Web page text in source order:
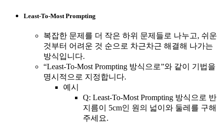
Least-To-Most Prompting
복잡한 문제를 더 작은 하위 문제들로 나누고, 쉬운
것부터 어려운 것 순으로 차근차근 해결해 나가는
방식입니다.
“Least-To-Most Prompting 방식으로”와 같이 기법을
명시적으로 지정합니다.
예시
Q: Least-To-Most Prompting 방식으로 반
지름이 5cm인 원의 넓이와 둘레를 구해
주세요.